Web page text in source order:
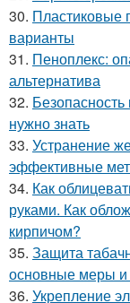
30. Пластиковые
варианты
31. Пеноплекс:
альтернатива
32.
нужно знать
33. Устранение
эффективные
34. Как
руками. Как
кирпичом?
35. Защита
основные меры
36. Укрепление